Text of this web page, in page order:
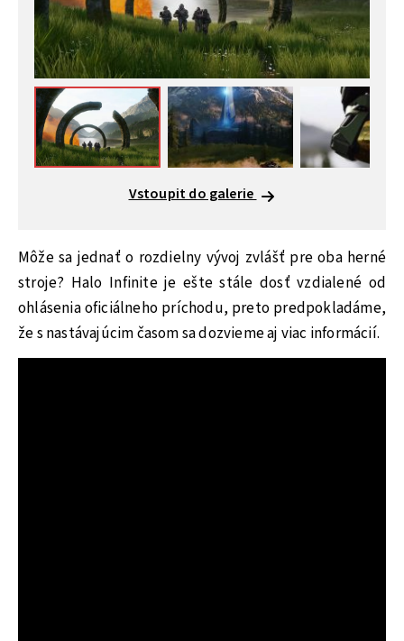
Vstoupit do galerie
Môže sa jednať o rozdielny vývoj zvlášť pre oba herné
stroje? Halo Infinite je ešte stále dosť vzdialené od
ohlásenia oficiálneho príchodu, preto predpokladáme,
že s nastávajúcim časom sa dozvieme aj viac informácií.